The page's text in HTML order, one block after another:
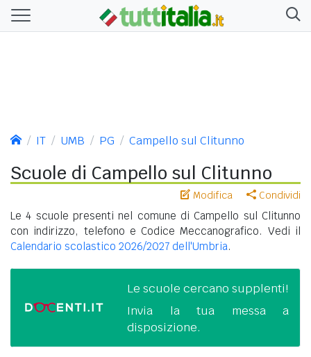
IT UMB PG Campello sul Clitunno
Scuole di Campello sul Clitunno
Modifica Condividi
Le 4 scuole presenti nel comune di Campello sul Clitunno
con indirizzo, telefono e Codice Meccanografico. Vedi il
Calendario scolastico 2026/2027 dell'Umbria.
Le scuole cercano supplenti!
Invia la tua messa a
disposizione.